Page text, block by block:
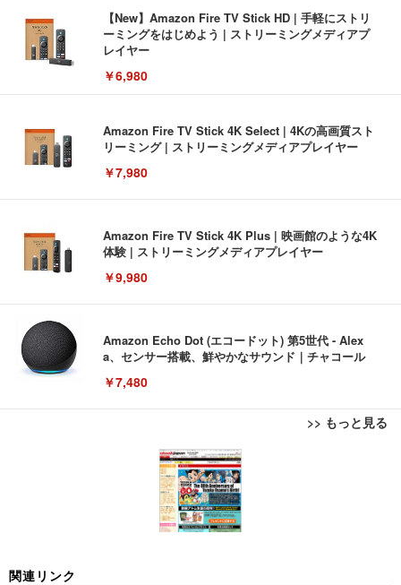
【New】Amazon Fire TV Stick HD | 手軽にストリ
ーミングをはじめよう | ストリーミングメディアプ
レイヤー
￥6,980
Amazon Fire TV Stick 4K Select | 4Kの高画質スト
リーミング | ストリーミングメディアプレイヤー
￥7,980
Amazon Fire TV Stick 4K Plus | 映画館のような4K
体験 | ストリーミングメディアプレイヤー
￥9,980
Amazon Echo Dot (エコードット) 第5世代 - Alex
a、センサー搭載、鮮やかなサウンド｜チャコール
￥7,480
>> もっと見る
[EdoErgo] オフィスチェア 椅子 テレワーク 疲れな
い 跳ね上げ式アームレスト コンパクト 約105度ロッ
キング pc 事務椅子 360度回転 座面昇降 強化ナイロ
ン樹脂ベース 通気性メッシュ 在宅ワーク H-WY01
(黒網+黒枠+黒足)
EIZO ビジネス向けプレミアムモニター | FlexScan
EV3240X-WT | 31.5型4K UHD・USB Type-C・ホワ
￥105,595
Amazonベーシック ペットシーツ 薄型 レギュラー 1
回使い捨て 無香料 ホワイト 300枚
関連リンク